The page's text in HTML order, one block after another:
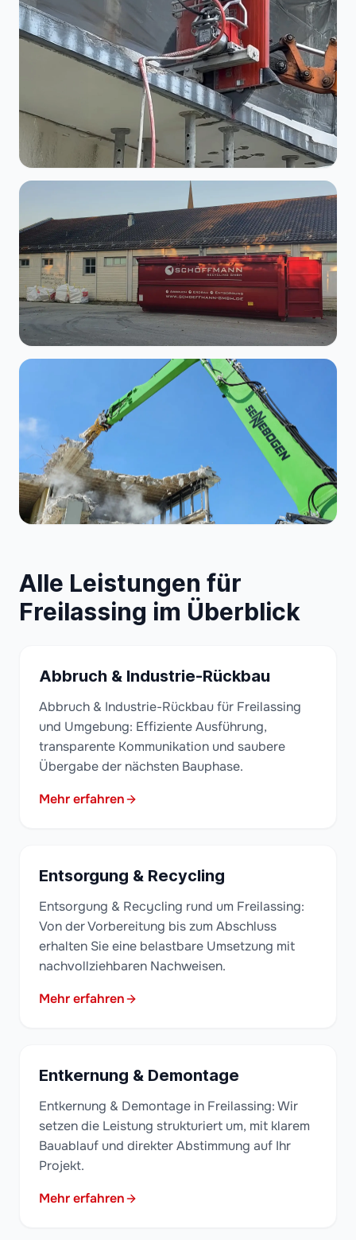
Alle Leistungen für
Freilassing im Überblick
Abbruch & Industrie-Rückbau
Abbruch & Industrie-Rückbau für Freilassing
und Umgebung: Effiziente Ausführung,
transparente Kommunikation und saubere
Übergabe der nächsten Bauphase.
Mehr erfahren
Entsorgung & Recycling
Entsorgung & Recycling rund um Freilassing:
Von der Vorbereitung bis zum Abschluss
erhalten Sie eine belastbare Umsetzung mit
nachvollziehbaren Nachweisen.
Mehr erfahren
Entkernung & Demontage
Entkernung & Demontage in Freilassing: Wir
setzen die Leistung strukturiert um, mit klarem
Bauablauf und direkter Abstimmung auf Ihr
Projekt.
Mehr erfahren